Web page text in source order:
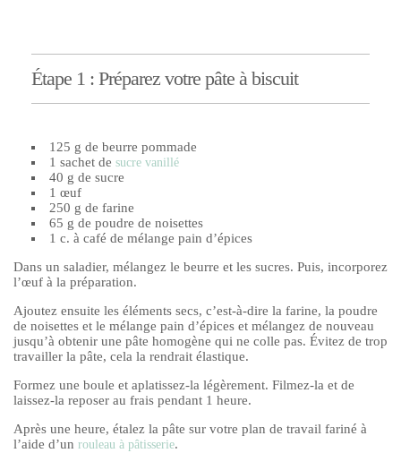
Étape 1 : Préparez votre pâte à biscuit
125 g de beurre pommade
1 sachet de sucre vanillé
40 g de sucre
1 œuf
250 g de farine
65 g de poudre de noisettes
1 c. à café de mélange pain d’épices
Dans un saladier, mélangez le beurre et les sucres. Puis, incorporez
l’œuf à la préparation.
Ajoutez ensuite les éléments secs, c’est-à-dire la farine, la poudre
de noisettes et le mélange pain d’épices et mélangez de nouveau
jusqu’à obtenir une pâte homogène qui ne colle pas. Évitez de trop
travailler la pâte, cela la rendrait élastique.
Formez une boule et aplatissez-la légèrement. Filmez-la et de
laissez-la reposer au frais pendant 1 heure.
Après une heure, étalez la pâte sur votre plan de travail fariné à
l’aide d’un rouleau à pâtisserie.